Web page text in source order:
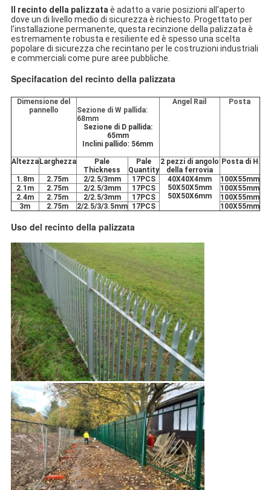
Il recinto della palizzataè adatto a varie posizioni all'aperto
dove un di livello medio di sicurezza è richiesto. Progettato per
l'installazione permanente, questa recinzione della palizzata è
estremamente robusta e resiliente ed è spesso una scelta
popolare di sicurezza che recintano per le costruzioni industriali
e commerciali come pure aree pubbliche.
Specifacation del recinto della palizzata
Dimensione del
pannello
Sezione di W pallida:
68mm
Sezione di D pallida:
65mm
Inclini pallido: 56mm
Angel Rail Posta
Altezza Larghezza
Pale
Thickness
Pale
Quantity
2 pezzi di angolo
della ferrovia
Posta di H
1.8m 2.75m 2/2.5/3mm 17PCS
40X40X4mm
50X50X5mm
50X50X6mm
100X55mm
2.1m
2.75m 2/2.5/3mm 17PCS
100X55mm
2.4m
2.75m 2/2.5/3mm 17PCS
100X55mm
3m
2.75m 2/2.5/3/3.5mm 17PCS 100X55mm
Uso del recinto della palizzata